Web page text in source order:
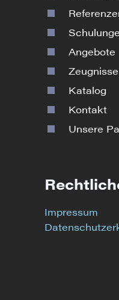
Angebote
Katalog
Kontakt
Unsere
Impressum